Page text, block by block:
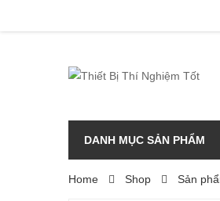
DANH MỤC SẢN PHẨM
Home Shop Sản